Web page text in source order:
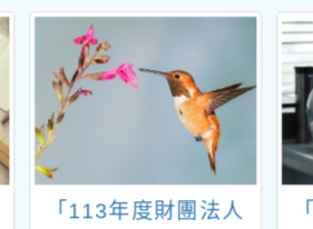
「113年度財團法人